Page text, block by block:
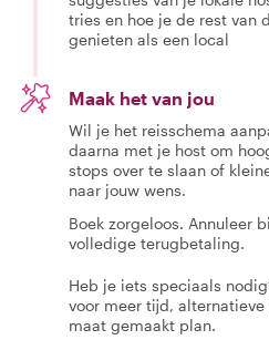
tries en hoe je de rest van
genieten als een local
Maak het van jou
Wil je het reisschema
daarna met je host om
stops over te slaan of
naar jouw wens.
Boek zorgeloos. Annuleer
volledige terugbetaling.
Heb je iets speciaals
voor meer tijd,
maat gemaakt plan.